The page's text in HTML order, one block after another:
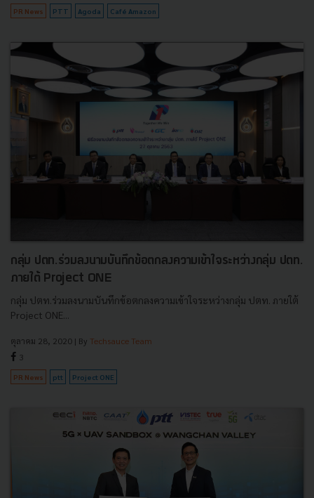
PR News PTT Agoda Café Amazon
กลุ่ม ปตท.ร่วมลงนามบันทึกข้อตกลงความเข้าใจระหว่างกลุ่ม ปตท.
ภายใต้ Project ONE
กลุ่ม ปตท.ร่วมลงนามบันทึกข้อตกลงความเข้าใจระหว่างกลุ่ม ปตท. ภายใต้
Project ONE...
ตุลาคม 28, 2020 | By Techsauce Team
3
PR News ptt Project ONE